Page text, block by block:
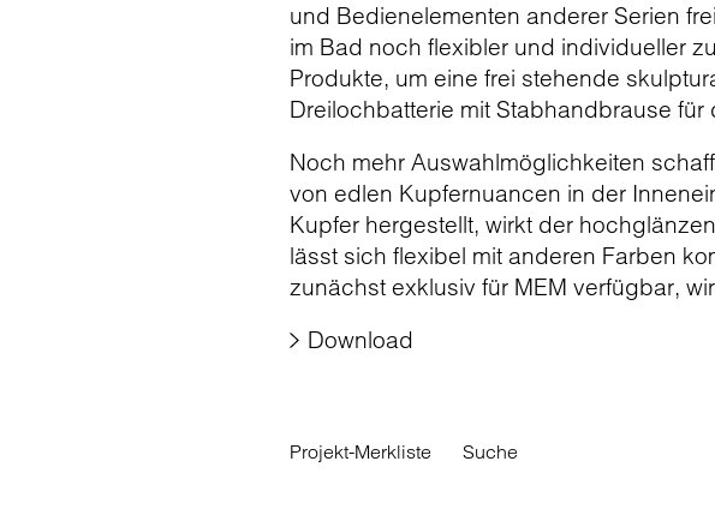
und Bedienelementen anderer Serien
im Bad noch flexibler und individueller
Produkte, um eine frei stehende
Dreilochbatterie mit Stabhandbrause
Noch mehr Auswahlmöglichkeiten
von edlen Kupfernuancen in der
Kupfer hergestellt, wirkt der
lässt sich flexibel mit anderen Farben
zunächst exklusiv für MEM verfügbar,
Download
Projekt-Merkliste Suche